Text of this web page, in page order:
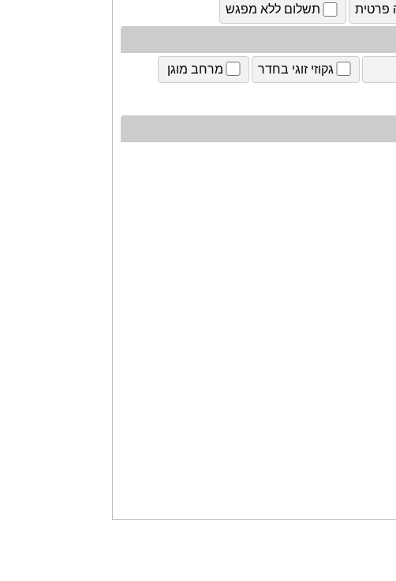
פרטית תשלום ללא מפגש
גקוזי זוגי בחדר מרחב מוגן